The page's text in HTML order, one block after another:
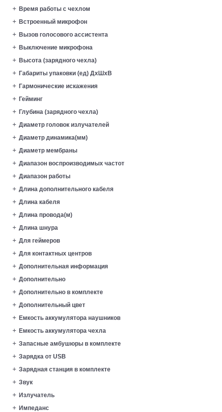
Время работы с чехлом
Встроенный микрофон
Вызов голосового ассистента
Выключение микрофона
Высота (зарядного чехла)
Габариты упаковки (ед) ДхШхВ
Гармонические искажения
Гейминг
Глубина (зарядного чехла)
Диаметр головок излучателей
Диаметр динамика(мм)
Диаметр мембраны
Диапазон воспроизводимых частот
Диапазон работы
Длина дополнительного кабеля
Длина кабеля
Длина провода(м)
Длина шнура
Для геймеров
Для контактных центров
Дополнительная информация
Дополнительно
Дополнительно в комплекте
Дополнительный цвет
Емкость аккумулятора наушников
Емкость аккумулятора чехла
Запасные амбушюры в комплекте
Зарядка от USB
Зарядная станция в комплекте
Звук
Излучатель
Импеданс